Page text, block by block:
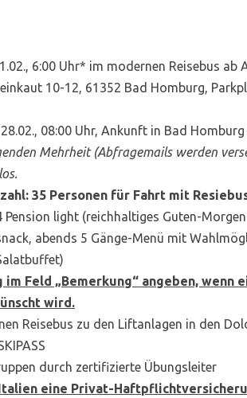
6:00 Uhr* im modernen Reisebus ab
10-12, 61352 Bad Homburg,
08:00 Uhr, Ankunft in Bad Homburg
Mehrheit (Abfragemails werden
35 Personen für Fahrt mit
light (reichhaltiges Guten-
abends 5 Gänge-Menü mit
Feld „Bemerkung“ angeben, wenn
wird.
Reisebus zu den Liftanlagen in den
durch zertifizierte Übungsleiter
eine Privat-